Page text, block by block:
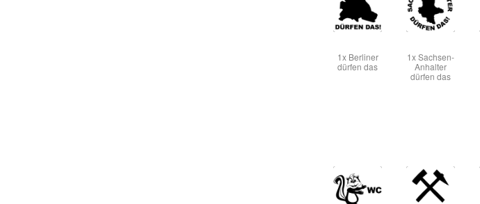
1x Berliner
dürfen das
1x Sachsen-
Anhalter
dürfen das